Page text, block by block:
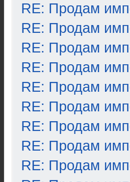
RE: Продам
RE: Продам
RE: Продам
RE: Продам
RE: Продам
RE: Продам
RE: Продам
RE: Продам
RE: Продам